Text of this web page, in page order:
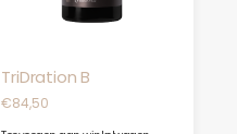
TriDration B
€84,50